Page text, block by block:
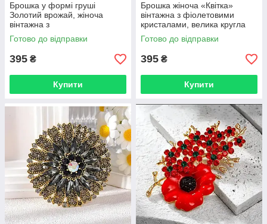
Брошка у формі груші
Золотий врожай, жіноча
вінтажна з
кристалами BRS212
Готово до відправки
395 ₴
Купити
Брошка жіноча «Квітка»
вінтажна з фіолетовими
кристалами, велика кругла
брошка в золотистому
кольорі BRS21
Готово до відправки
395 ₴
Купити